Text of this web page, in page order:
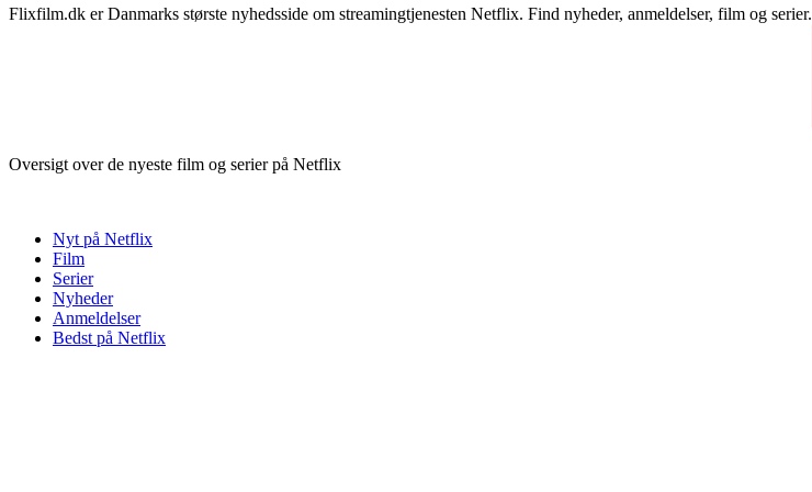
Flixfilm.dk er Danmarks største nyhedsside om streamingtjenesten Netflix. Find nyheder, anmeldelser, film og serier.
Oversigt over de nyeste film og serier på Netflix
Nyt på Netflix
Film
Serier
Nyheder
Anmeldelser
Bedst på Netflix